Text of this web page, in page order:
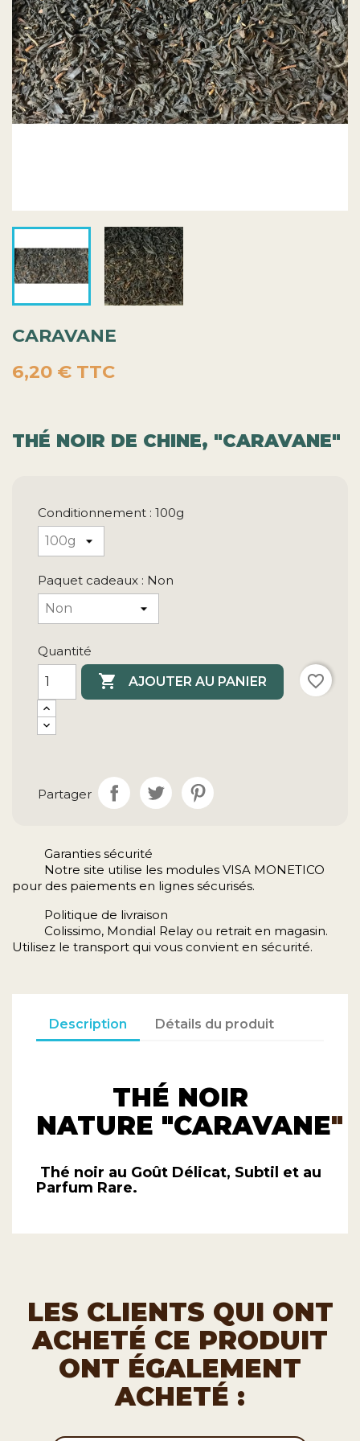
CARAVANE
6,20 € TTC
THÉ NOIR DE CHINE, "CARAVANE"
Conditionnement : 100g
Paquet cadeaux : Non
Quantité
 AJOUTER AU PANIER favorite_border
Partager
Garanties sécurité
Notre site utilise les modules VISA MONETICO
pour des paiements en lignes sécurisés.
Politique de livraison
Colissimo, Mondial Relay ou retrait en magasin.
Utilisez le transport qui vous convient en sécurité.
Description Détails du produit
THÉ NOIR
NATURE "CARAVANE"
Thé noir au Goût Délicat, Subtil et au
Parfum Rare.
LES CLIENTS QUI ONT
ACHETÉ CE PRODUIT
ONT ÉGALEMENT
ACHETÉ :